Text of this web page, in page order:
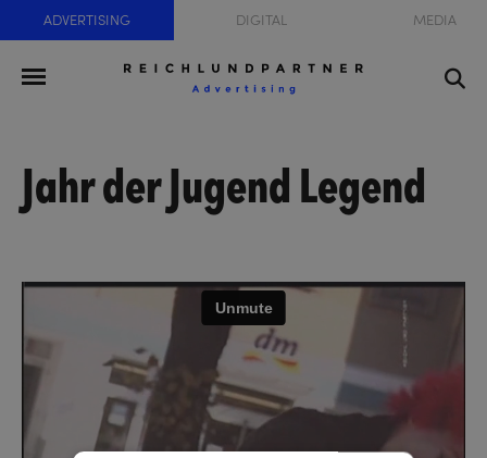
ADVERTISING DIGITAL MEDIA
Jahr der Jugend Legend